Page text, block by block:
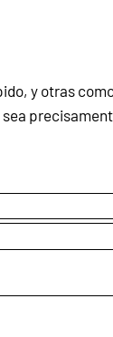
y otras